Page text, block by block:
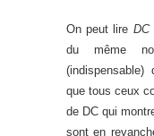
On peut lire DC
du même
(indispensable)
que tous ceux
de DC qui
sont en